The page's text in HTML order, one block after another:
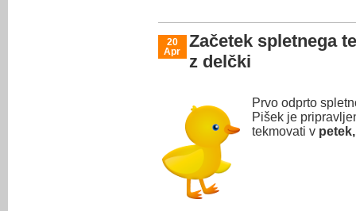
20
Apr
Začetek spletnega
z delčki
Prvo odprto
Pišek je
tekmovati v